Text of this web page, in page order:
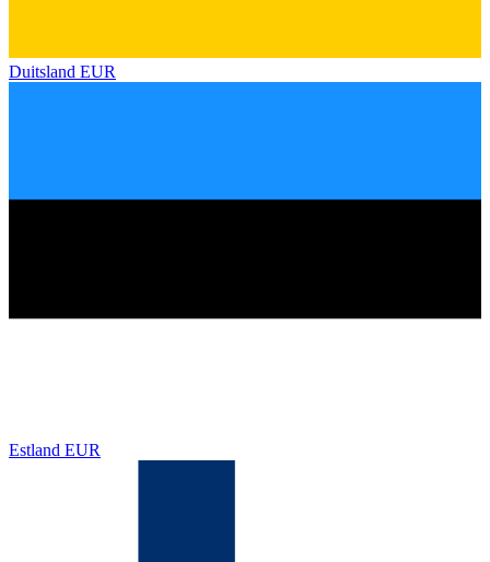
Duitsland EUR
Estland EUR